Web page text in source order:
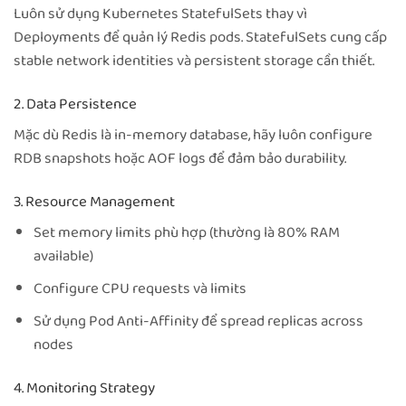
Luôn sử dụng Kubernetes StatefulSets thay vì
Deployments để quản lý Redis pods. StatefulSets cung cấp
stable network identities và persistent storage cần thiết.
2. Data Persistence
Mặc dù Redis là in-memory database, hãy luôn configure
RDB snapshots hoặc AOF logs để đảm bảo durability.
3. Resource Management
Set memory limits phù hợp (thường là 80% RAM
available)
Configure CPU requests và limits
Sử dụng Pod Anti-Affinity để spread replicas across
nodes
4. Monitoring Strategy